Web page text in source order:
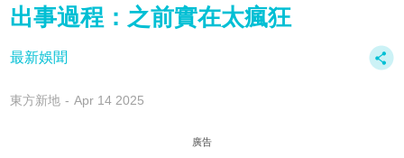
出事過程：之前實在太瘋狂
最新娛聞
東方新地 Apr 14 2025
廣告